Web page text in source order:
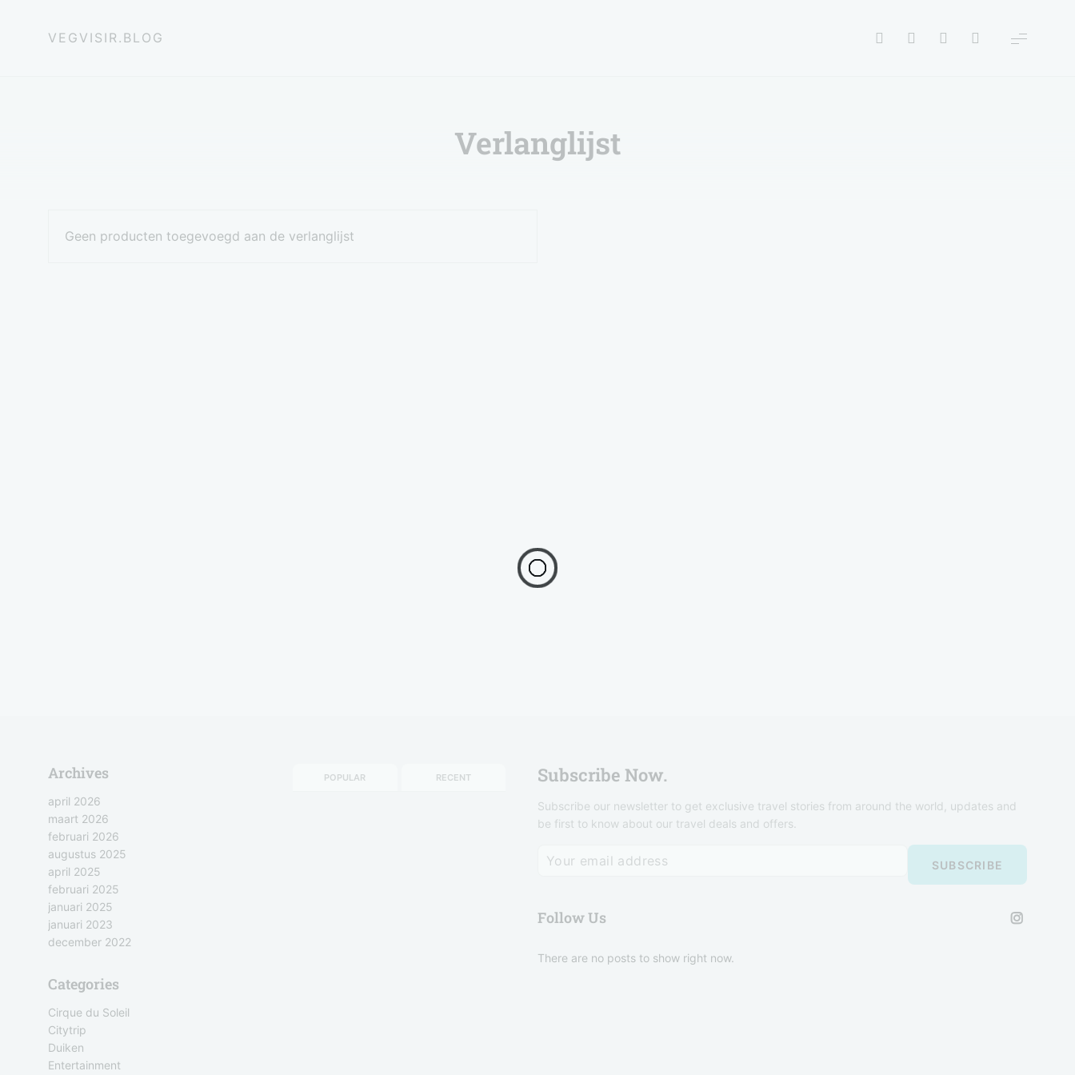
VEGVISIR.BLOG
Verlanglijst
Geen producten toegevoegd aan de verlanglijst
Archives
april 2026
maart 2026
februari 2026
augustus 2025
april 2025
februari 2025
januari 2025
januari 2023
december 2022
Categories
Cirque du Soleil
Citytrip
Duiken
Entertainment
POPULAR RECENT Subscribe Now.
Subscribe our newsletter to get exclusive travel stories from around the world, updates and
be first to know about our travel deals and offers.
Follow Us
There are no posts to show right now.